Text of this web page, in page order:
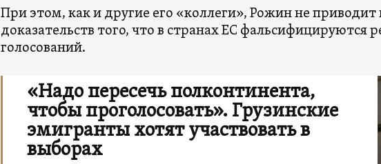
При этом, как и другие его «коллеги», Рожин не приводит
доказательств того, что в странах ЕС фальсифицируются
голосований.
«Надо пересечь полконтинента,
чтобы проголосовать». Грузинские
эмигранты хотят участвовать в
выборах